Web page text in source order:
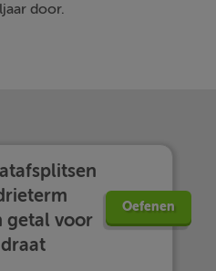
door.
getal voor
Oefenen